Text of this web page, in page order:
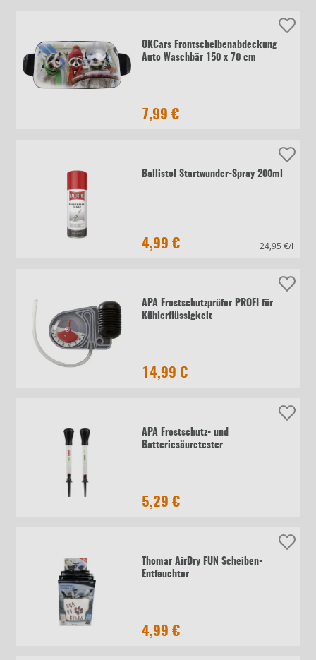
OKCars Frontscheibenabdeckung
Auto Waschbär 150 x 70 cm
7,99 €
Ballistol Startwunder-Spray 200ml
4,99 € 24,95 €/l
APA Frostschutzprüfer PROFI für
Kühlerflüssigkeit
14,99 €
APA Frostschutz- und
Batteriesäuretester
5,29 €
Thomar AirDry FUN Scheiben-
Entfeuchter
4,99 €